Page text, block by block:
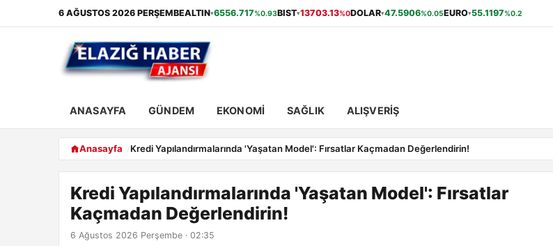
6 AĞUSTOS 2026 PERŞEMBEALTIN▾6556.717%0.93BIST▾13703.13%0DOLAR▾47.5906%0.05EURO▾55.1197%0.2
ANASAYFA GÜNDEM EKONOMI SAĞLIK ALIŞVERIŞ
Anasayfa Kredi Yapılandırmalarında 'Yaşatan Model': Fırsatlar Kaçmadan Değerlendirin!
Kredi Yapılandırmalarında 'Yaşatan Model': Fırsatlar
Kaçmadan Değerlendirin!
6 Ağustos 2026 Perşembe · 02:35